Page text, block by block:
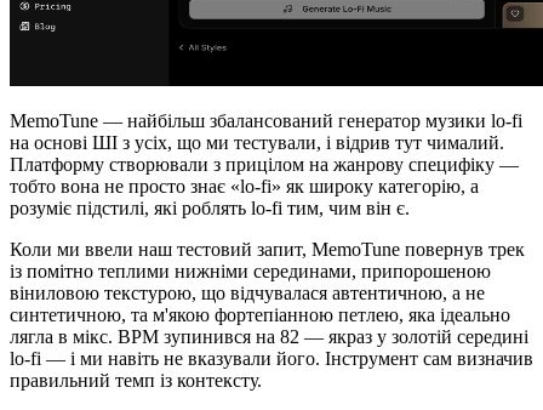
MemoTune — найбільш збалансований генератор музики lo-fi
на основі ШІ з усіх, що ми тестували, і відрив тут чималий.
Платформу створювали з прицілом на жанрову специфіку —
тобто вона не просто знає «lo-fi» як широку категорію, а
розуміє підстилі, які роблять lo-fi тим, чим він є.
Коли ми ввели наш тестовий запит, MemoTune повернув трек
із помітно теплими нижніми серединами, припорошеною
віниловою текстурою, що відчувалася автентичною, а не
синтетичною, та м'якою фортепіанною петлею, яка ідеально
лягла в мікс. BPM зупинився на 82 — якраз у золотій середині
lo-fi — і ми навіть не вказували його. Інструмент сам визначив
правильний темп із контексту.